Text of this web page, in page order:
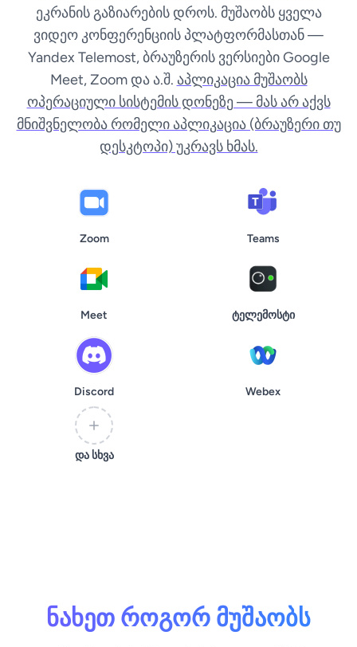
ეკრანის გაზიარების დროს. მუშაობს ყველა
ვიდეო კონფერენციის პლატფორმასთან —
Yandex Telemost, ბრაუზერის ვერსიები Google
Meet, Zoom და ა.შ. აპლიკაცია მუშაობს
ოპერაციული სისტემის დონეზე — მას არ აქვს
მნიშვნელობა რომელი აპლიკაცია (ბრაუზერი თუ
დესკტოპი) უკრავს ხმას.
Zoom Teams
Meet ტელემოსტი
Discord Webex
და სხვა
ნახეთ როგორ მუშაობს